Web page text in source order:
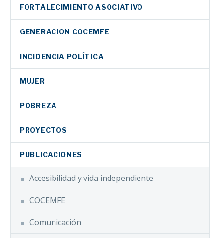
FORTALECIMIENTO ASOCIATIVO
GENERACION COCEMFE
INCIDENCIA POLÍTICA
MUJER
POBREZA
PROYECTOS
PUBLICACIONES
Accesibilidad y vida independiente
COCEMFE
Comunicación